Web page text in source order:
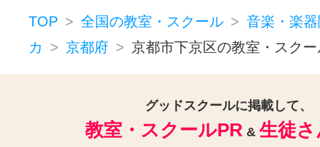
クラリネット(3)
ゴスペル(2)
民族楽器(1)
二胡(3)
三味線(3)
沖縄三線(3)
邦楽・J-POP(3)
音楽・楽器その他(3)
TOP 全国の教室・スクール
音楽・楽
カ
京都府 京都市下京区の教室・スクー
グッドスクールに掲載して、
教室・スクールPR & 生徒